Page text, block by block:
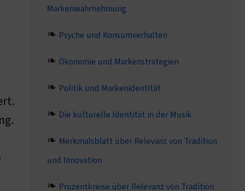
Markenwahrnehmung
Psyche und Konsumverhalten
Ökonomie und Markenstrategien
Politik und Markenidentität
Die kulturelle Identität in der Musik
Merkmalsblatt über Relevanz von Tradition
und Innovation
Prozentkreise über Relevanz von Tradition